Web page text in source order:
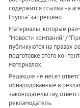
содержится ссылка на
Группа" запрещено.
Материалы, которые
"Новости компаний" /
публикуются на правах
подготовке этого
материалах.
Редакция не несет
обнародованные в
законодательству,
рекламодатель.